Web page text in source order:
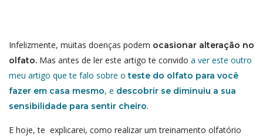
Infelizmente, muitas doenças podem ocasionar alteraçāo no
olfato. Mas antes de ler este artigo te convido a ver este outro
meu artigo que te falo sobre oteste do olfato para você
fazer em casa mesmo, e descobrir se diminuiu a sua
sensibilidade para sentir cheiro.
E hoje, te explicarei, como realizar um treinamento olfatório